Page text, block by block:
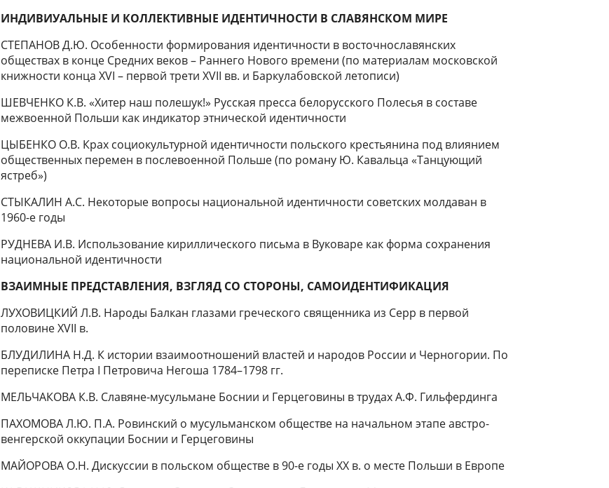
ИНДИВИУАЛЬНЫЕ И КОЛЛЕКТИВНЫЕ ИДЕНТИЧНОСТИ В СЛАВЯНСКОМ МИРЕ
СТЕПАНОВ Д.Ю. Особенности формирования идентичности в восточнославянских
обществах в конце Средних веков – Раннего Нового времени (по материалам московской
книжности конца XVI – первой трети XVII вв. и Баркулабовской летописи)
ШЕВЧЕНКО К.В. «Хитер наш полешук!» Русская пресса белорусского Полесья в составе
межвоенной Польши как индикатор этнической идентичности
ЦЫБЕНКО О.В. Крах социокультурной идентичности польского крестьянина под влиянием
общественных перемен в послевоенной Польше (по роману Ю. Кавальца «Танцующий
ястреб»)
СТЫКАЛИН А.С. Некоторые вопросы национальной идентичности советских молдаван в
1960-е годы
РУДНЕВА И.В. Использование кириллического письма в Вуковаре как форма сохранения
национальной идентичности
ВЗАИМНЫЕ ПРЕДСТАВЛЕНИЯ, ВЗГЛЯД СО СТОРОНЫ, САМОИДЕНТИФИКАЦИЯ
ЛУХОВИЦКИЙ Л.В. Народы Балкан глазами греческого священника из Серр в первой
половине XVII в.
БЛУДИЛИНА Н.Д. К истории взаимоотношений властей и народов России и Черногории. По
переписке Петра I Петровича Негоша 1784–1798 гг.
МЕЛЬЧАКОВА К.В. Славяне-мусульмане Боснии и Герцеговины в трудах А.Ф. Гильфердинга
ПАХОМОВА Л.Ю. П.А. Ровинский о мусульманском обществе на начальном этапе австро-
венгерской оккупации Боснии и Герцеговины
МАЙОРОВА О.Н. Дискуссии в польском обществе в 90-е годы ХХ в. о месте Польши в Европе